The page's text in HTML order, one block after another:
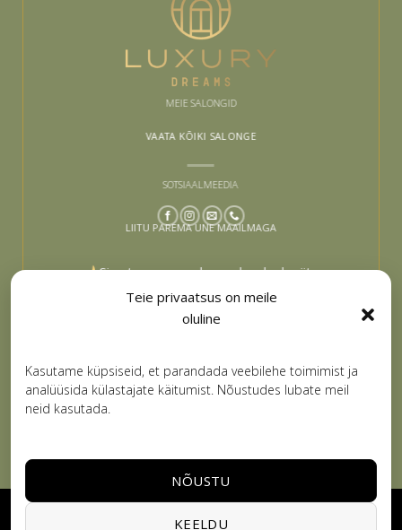
Teie privaatsus on meile
oluline
Kasutame küpsiseid, et parandada veebilehe toimimist ja
analüüsida külastajate käitumist. Nõustudes lubate meil
neid kasutada.
NÕUSTU
KEELDU
MEIE SALONGID
VAATA KÕIKI SALONGE
SOTSIAALMEEDIA
LIITU PAREMA UNE MAAILMAGA
Sinu tee paremaks uneks algab siit –
liitu ja lase end inspireerida
LIITUN
PayPal Stripe